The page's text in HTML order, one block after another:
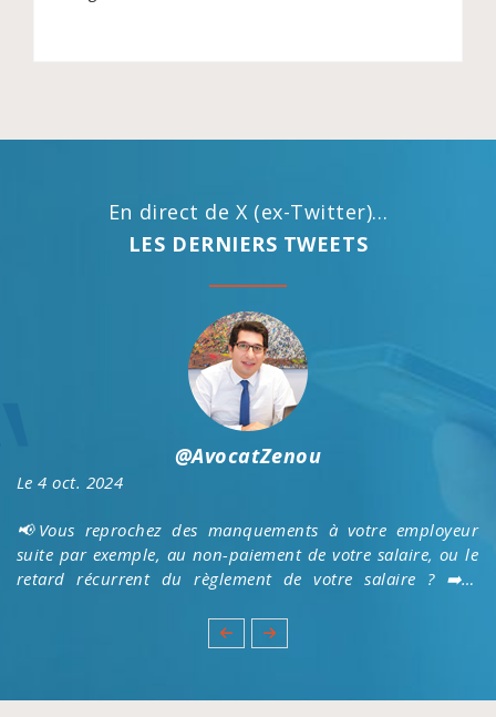
En direct de X (ex-Twitter)...
LES DERNIERS TWEETS
@AvocatZenou
Le 4 oct. 2024
📢Vous reprochez des manquements à votre employeur
suite par exemple, au non-paiement de votre salaire, ou le
retard récurrent du règlement de votre salaire ? ➡️Le
👉https://cabinet-zenou.fr/actualites/droits-du-
salarie/comment-fonctionne-la-prise-d-acte.html